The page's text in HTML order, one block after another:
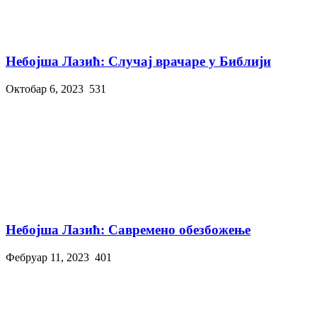
Небојша Лазић: Случај врачаре у Библији
Октобар 6, 2023 531
Небојша Лазић: Савремено обезбожење
Фебруар 11, 2023 401